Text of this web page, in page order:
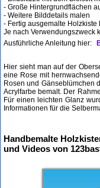
- Große Hintergrundflächen
- Weitere Bilddetails malen
- Fertig ausgemalte Holzkiste
Je nach Verwendungszweck
Ausführliche Anleitung hier:
Hier sieht man auf der
eine Rose mit
Rosen und Gänseblümchen
Acrylfarbe bemalt. Der
Für einen leichten Glanz
Informationen für die
Handbemalte
und Videos von